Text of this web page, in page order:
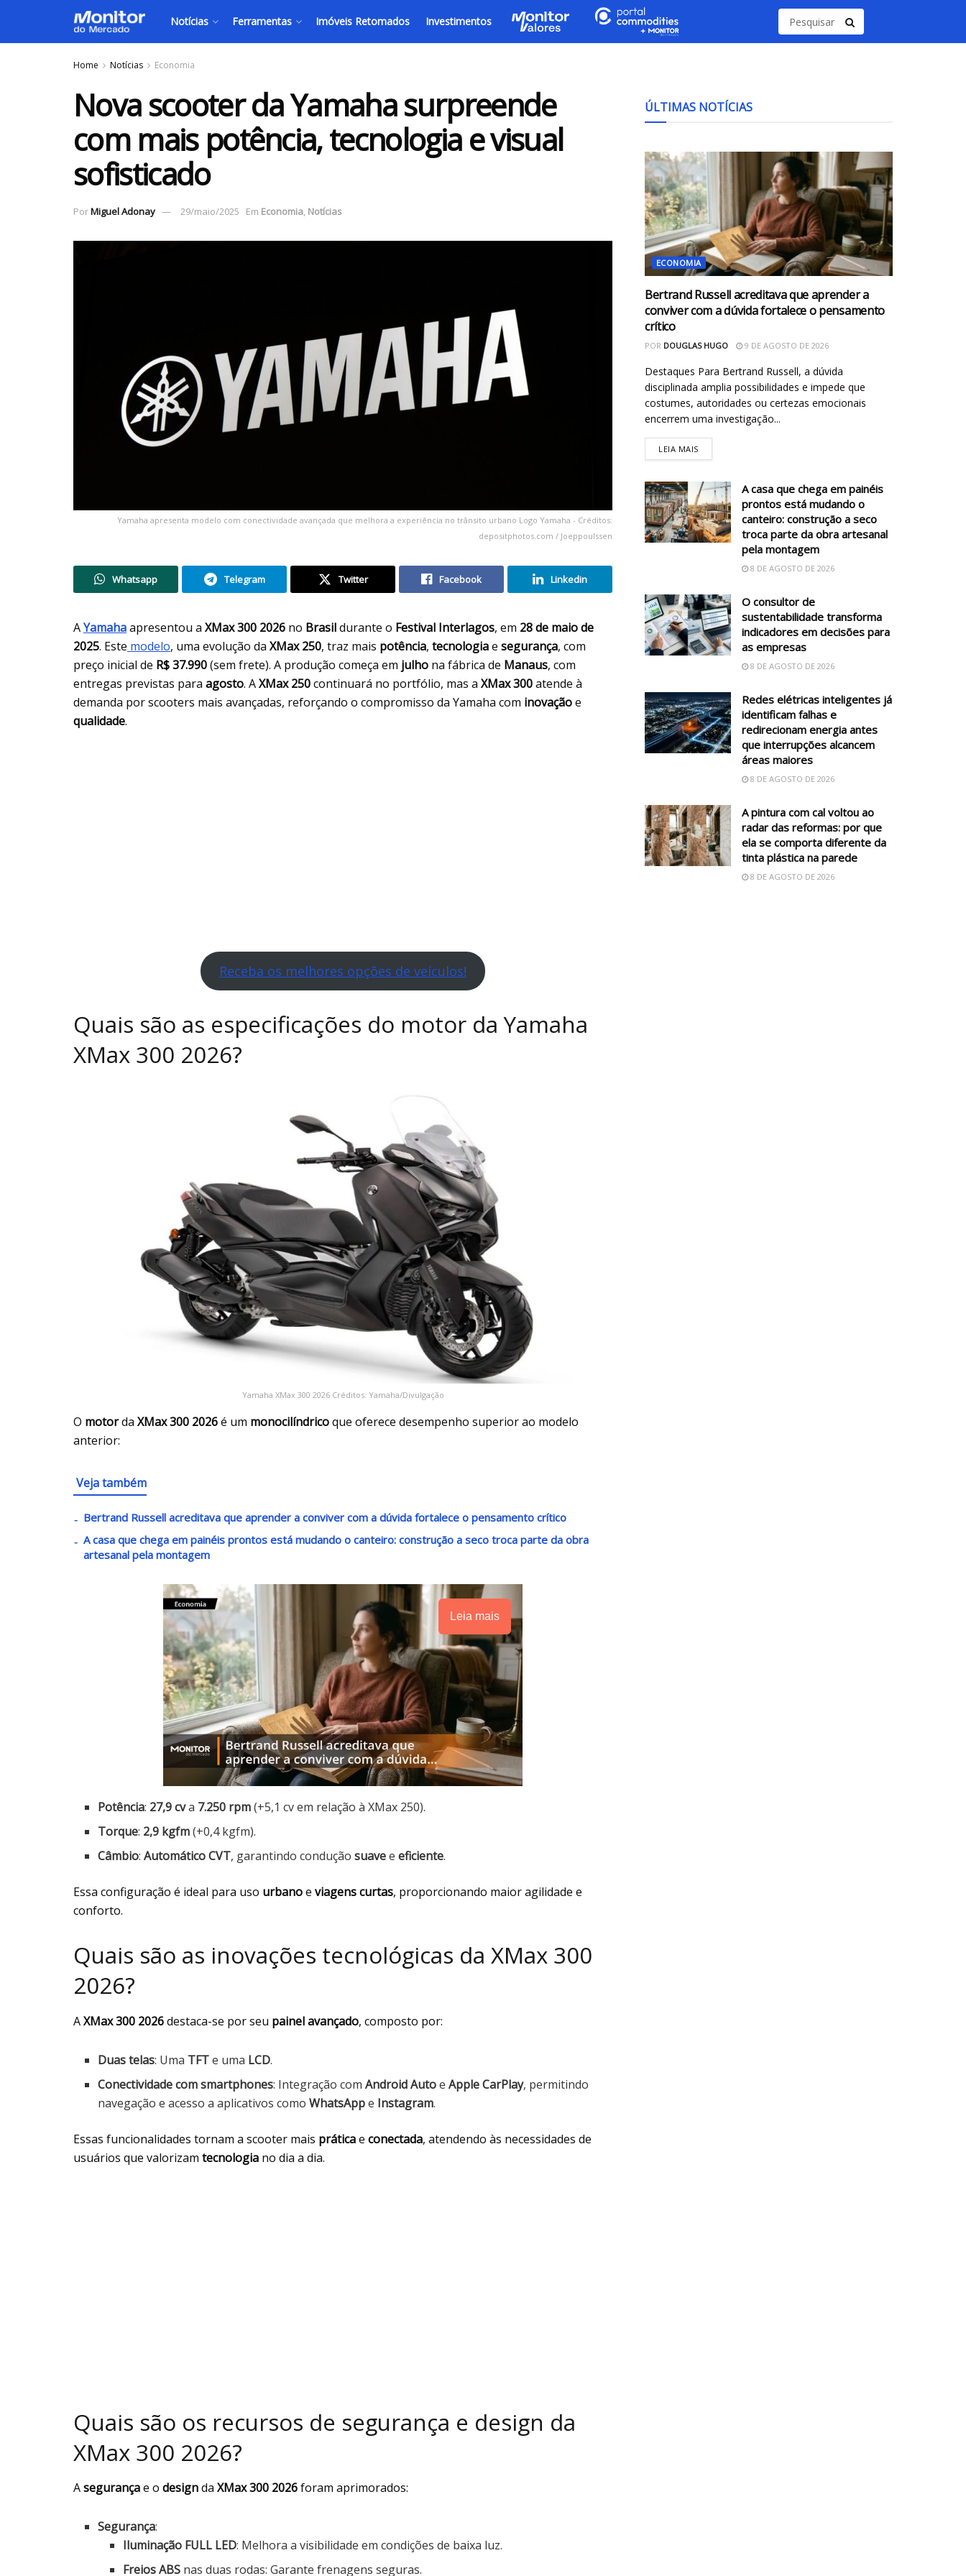
Notícias Ferramentas Imóveis Retomados Investimentos
Home Notícias Economia
Nova scooter da Yamaha surpreende
com mais potência, tecnologia e visual
sofisticado
PorMiguel Adonay 29/maio/2025 Em Economia, Notícias
Yamaha apresenta modelo com conectividade avançada que melhora a experiência no trânsito urbano Logo Yamaha - Créditos:
depositphotos.com / Joeppoulssen
Whatsapp Telegram Twitter Facebook Linkedin
AYamahaapresentou a XMax 300 2026 no Brasildurante o Festival Interlagos, em 28 de maio de
2025. Este modelo, uma evolução da XMax 250, traz mais potência, tecnologiae segurança, com
preço inicial de R$ 37.990(sem frete). A produção começa em julho na fábrica de Manaus, com
entregas previstas para agosto. AXMax 250continuará no portfólio, mas a XMax 300atende à
demanda por scooters mais avançadas, reforçando o compromisso da Yamaha com inovaçãoe
qualidade.
Receba os melhores opções de veículos!
Quais são as especificações do motor da Yamaha
XMax 300 2026?
Yamaha XMax 300 2026 Créditos: Yamaha/Divulgação
O motorda XMax 300 2026é um monocilíndricoque oferece desempenho superior ao modelo
anterior:
Veja também
Bertrand Russell acreditava que aprender a conviver com a dúvida fortalece o pensamento crítico
A casa que chega em painéis prontos está mudando o canteiro: construção a seco troca parte da obra
artesanal pela montagem
Leia mais
Potência: 27,9 cva 7.250 rpm(+5,1 cv em relação à XMax 250).
Torque: 2,9 kgfm(+0,4 kgfm).
Câmbio:Automático CVT, garantindo conduçãosuaveeeficiente.
Essa configuração é ideal para uso urbanoe viagens curtas, proporcionando maior agilidade e
conforto.
Quais são as inovações tecnológicas da XMax 300
2026?
AXMax 300 2026destaca-se por seu painel avançado, composto por:
Duas telas: Uma TFTe uma LCD.
Conectividade com smartphones: Integração comAndroid AutoeApple CarPlay, permitindo
navegação e acesso a aplicativos comoWhatsAppe Instagram.
Essas funcionalidades tornam a scooter mais práticae conectada, atendendo às necessidades de
usuários que valorizam tecnologia no dia a dia.
Quais são os recursos de segurança e design da
XMax 300 2026?
Asegurançae o designda XMax 300 2026foram aprimorados:
Segurança:
Iluminação FULL LED: Melhora a visibilidade em condições de baixa luz.
Freios ABSnas duas rodas: Garante frenagens seguras.
ÚLTIMAS NOTÍCIAS
ECONOMIA
Bertrand Russell acreditava que aprender a
conviver com a dúvida fortalece o pensamento
crítico
POR DOUGLAS HUGO 9 DE AGOSTO DE 2026
Destaques Para Bertrand Russell, a dúvida
disciplinada amplia possibilidades e impede que
costumes, autoridades ou certezas emocionais
encerrem uma investigação...
LEIA MAIS
A casa que chega em painéis
prontos está mudando o
canteiro: construção a seco
troca parte da obra artesanal
pela montagem
8 DE AGOSTO DE 2026
O consultor de
sustentabilidade transforma
indicadores em decisões para
as empresas
8 DE AGOSTO DE 2026
Redes elétricas inteligentes já
identificam falhas e
redirecionam energia antes
que interrupções alcancem
áreas maiores
8 DE AGOSTO DE 2026
A pintura com cal voltou ao
radar das reformas: por que
ela se comporta diferente da
tinta plástica na parede
8 DE AGOSTO DE 2026